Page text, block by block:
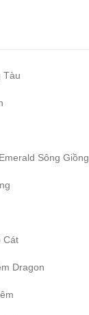
Tàu
Sông Giồng
Cát
Dragon